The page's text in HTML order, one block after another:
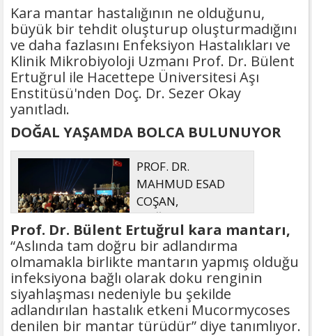
Kara mantar hastalığının ne olduğunu,
büyük bir tehdit oluşturup oluşturmadığını
ve daha fazlasını Enfeksiyon Hastalıkları ve
Klinik Mikrobiyoloji Uzmanı Prof. Dr. Bülent
Ertuğrul ile Hacettepe Üniversitesi Aşı
Enstitüsü'nden Doç. Dr. Sezer Okay
yanıtladı.
DOĞAL YAŞAMDA BOLCA BULUNUYOR
PROF. DR.
MAHMUD ESAD
COŞAN,
DOĞUMUNUN
HİCRÎ 91. YILINDA ELAZIĞ'DA YÂD
EDİLECEK
Prof. Dr. Bülent Ertuğrul kara mantarı,
“Aslında tam doğru bir adlandırma
olmamakla birlikte mantarın yapmış olduğu
infeksiyona bağlı olarak doku renginin
siyahlaşması nedeniyle bu şekilde
adlandırılan hastalık etkeni Mucormycoses
denilen bir mantar türüdür” diye tanımlıyor.